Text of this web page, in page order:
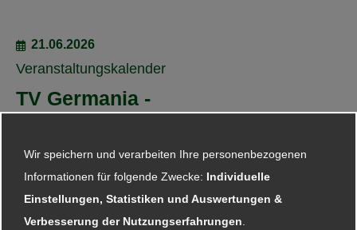
21.06.2026
Veranstaltungskalender
TV Germania -
sonntags) am Sportplatz
Wir speichern und verarbeiten Ihre personenbezogenen
Informationen für folgende Zwecke: Individuelle
Einstellungen, Statistiken und Auswertungen &
Verbesserung der Nutzungserfahrungen.